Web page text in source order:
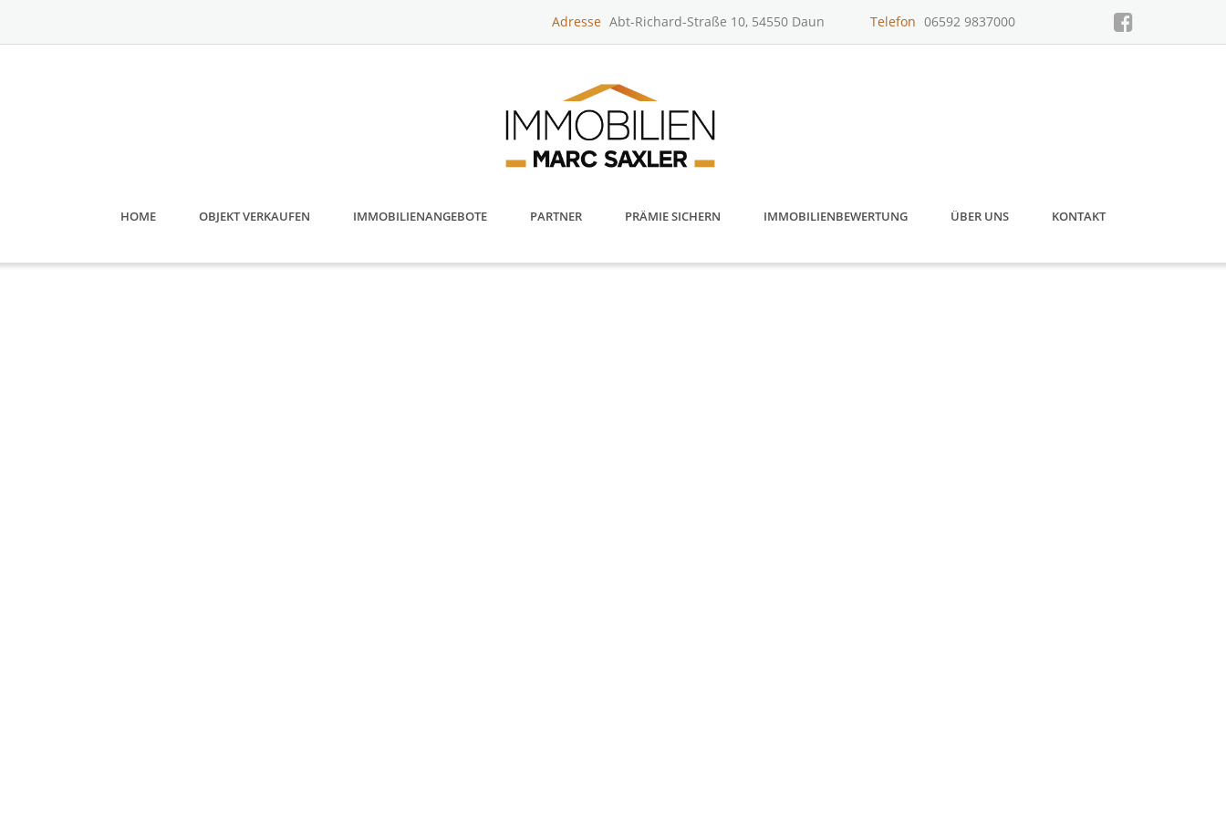
content
Adresse Abt-Richard-Straße 10, 54550 Daun Telefon 06592 9837000
HOME OBJEKT VERKAUFEN IMMOBILIENANGEBOTE PARTNER PRÄMIE SICHERN IMMOBILIENBEWERTUNG ÜBER UNS KONTAKT